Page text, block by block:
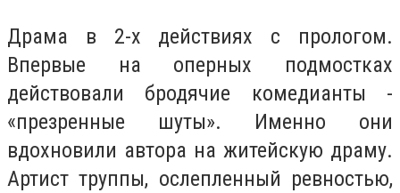
Драма в 2-х действиях с прологом.
Впервые на оперных подмостках
действовали бродячие комедианты -
«презренные шуты». Именно они
вдохновили автора на житейскую драму.
Артист труппы, ослепленный ревностью,